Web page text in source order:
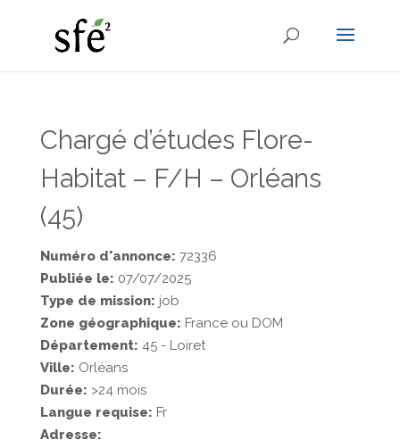
Chargé d’études Flore-
Habitat – F/H – Orléans
(45)
Numéro d'annonce: 72336
Publiée le: 07/07/2025
Type de mission: job
Zone géographique: France ou DOM
Département: 45 - Loiret
Ville: Orléans
Durée: >24 mois
Langue requise: Fr
Adresse: